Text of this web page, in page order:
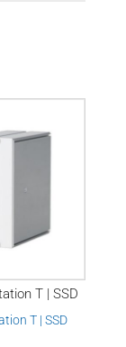
T | SSD
T | SSD